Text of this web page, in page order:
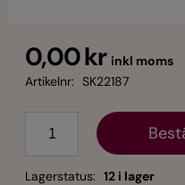
0,00 kr inkl moms
Artikelnr: SK22187
Antal
Lagerstatus: 12 i lager